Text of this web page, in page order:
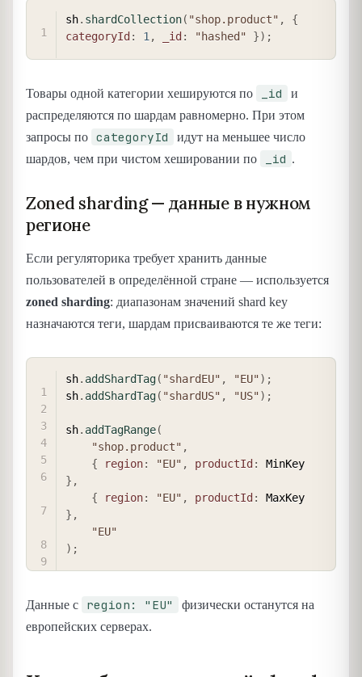
sh. shardCollection( "shop.product" ,
{
categoryId : 1, _id : "hashed" }) ;
Товары одной категории хешируются по _id
и
распределяются по шардам равномерно. При этом
запросы по categoryId
идут на меньшее число
шардов, чем при чистом хешировании по
_id .
Zoned sharding — данные в нужном
регионе
Если регуляторика требует хранить данные
пользователей в определённой стране — используется
zoned sharding: диапазонам значений shard key
назначаются теги, шардам присваиваются те же теги:
sh. addShardTag( "shardEU" , "EU") ;
sh. addShardTag( "shardUS" , "US") ;
sh. addTagRange(
"shop.product" ,
{
region: "EU" , productId :
} ,
{
region: "EU" , productId :
} ,
"EU"
) ;
Данные с region: "EU"
физически останутся на
европейских серверах.